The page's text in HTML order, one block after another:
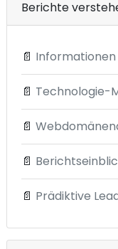
Berichte
📄
📄 Technologie-
📄
📄
📄 Prädiktive